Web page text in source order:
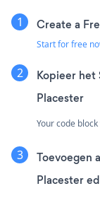
Create a
Start for free
Kopieer het
Placester
Your code
Toevoegen
Placester